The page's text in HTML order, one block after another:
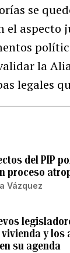
se
el aspecto
la
legales
del PIP
proceso
Vázquez
y los
su agenda